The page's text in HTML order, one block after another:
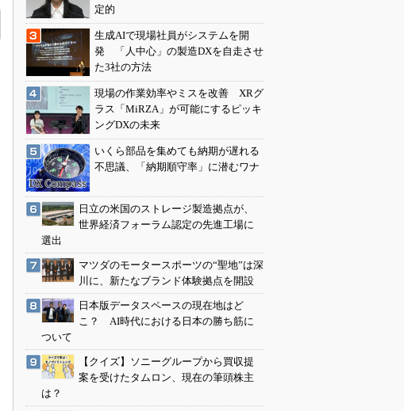
定的
生成AIで現場社員がシステムを開
発 「人中心」の製造DXを自走させ
た3社の方法
現場の作業効率やミスを改善 XRグ
ラス「MiRZA」が可能にするピッキ
ングDXの未来
いくら部品を集めても納期が遅れる
不思議、「納期順守率」に潜むワナ
日立の米国のストレージ製造拠点が、
世界経済フォーラム認定の先進工場に
選出
マツダのモータースポーツの“聖地”は深
川に、新たなブランド体験拠点を開設
日本版データスペースの現在地はど
こ？ AI時代における日本の勝ち筋に
ついて
【クイズ】ソニーグループから買収提
案を受けたタムロン、現在の筆頭株主
は？